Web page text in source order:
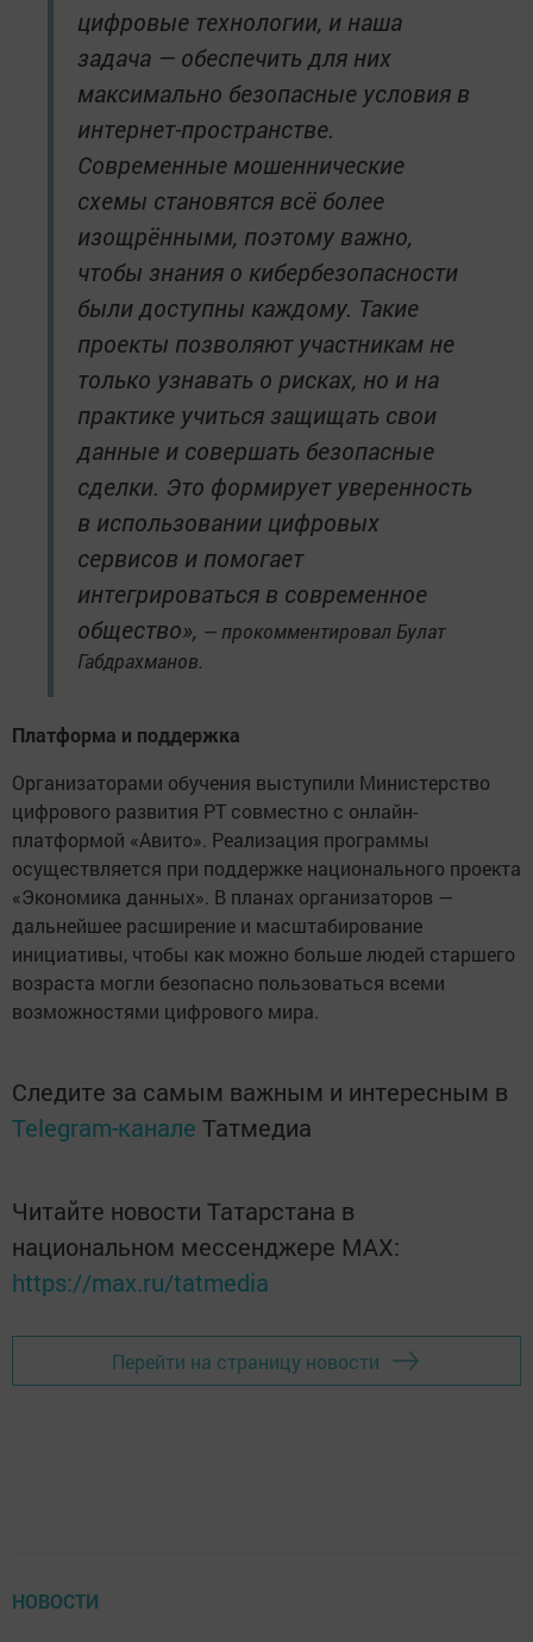
цифровые технологии, и наша
задача — обеспечить для них
максимально безопасные условия в
интернет-пространстве.
Современные мошеннические
схемы становятся всё более
изощрёнными, поэтому важно,
чтобы знания о кибербезопасности
были доступны каждому. Такие
проекты позволяют участникам не
только узнавать о рисках, но и на
практике учиться защищать свои
данные и совершать безопасные
сделки. Это формирует уверенность
в использовании цифровых
сервисов и помогает
интегрироваться в современное
общество», — прокомментировал Булат
Габдрахманов.
Платформа и поддержка
Организаторами обучения выступили Министерство
цифрового развития РТ совместно с онлайн-
платформой «Авито». Реализация программы
осуществляется при поддержке национального проекта
«Экономика данных». В планах организаторов —
дальнейшее расширение и масштабирование
инициативы, чтобы как можно больше людей старшего
возраста могли безопасно пользоваться всеми
возможностями цифрового мира.
Следите за самым важным и интересным в
Telegram-канале Татмедиа
Читайте новости Татарстана в
национальном мессенджере MАХ:
https://max.ru/tatmedia
Перейти на страницу новости
НОВОСТИ